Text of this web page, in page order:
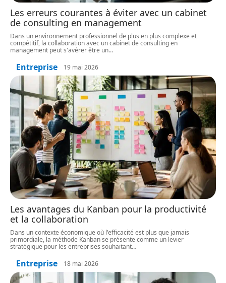
Les erreurs courantes à éviter avec un cabinet
de consulting en management
Dans un environnement professionnel de plus en plus complexe et
compétitif, la collaboration avec un cabinet de consulting en
management peut s'avérer être un…
Entreprise 19 mai 2026
Les avantages du Kanban pour la productivité
et la collaboration
Dans un contexte économique où l'efficacité est plus que jamais
primordiale, la méthode Kanban se présente comme un levier
stratégique pour les entreprises souhaitant…
Entreprise 18 mai 2026